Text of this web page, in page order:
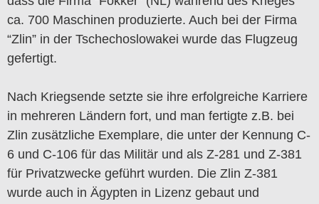
ca. 700 Maschinen produzierte. Auch bei der Firma
“Zlin” in der Tschechoslowakei wurde das Flugzeug
gefertigt.
Nach Kriegsende setzte sie ihre erfolgreiche Karriere
in mehreren Ländern fort, und man fertigte z.B. bei
Zlin zusätzliche Exemplare, die unter der Kennung C-
6 und C-106 für das Militär und als Z-281 und Z-381
für Privatzwecke geführt wurden. Die Zlin Z-381
wurde auch in Ägypten in Lizenz gebaut und